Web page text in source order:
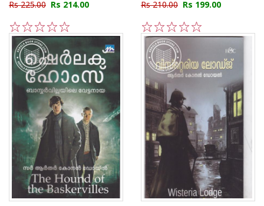
Rs 225.00 Rs 214.00
5
4
3
2
1
Rs 210.00 Rs 199.00
5
4
3
2
1